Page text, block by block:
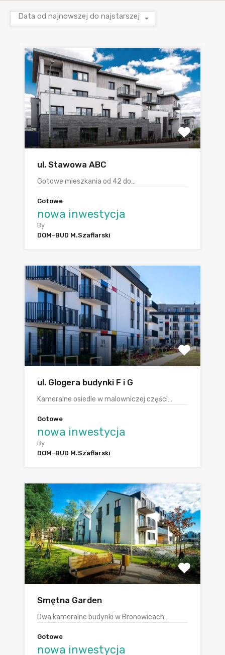
Data od najnowszej do najstarszej
ul. Stawowa ABC
Gotowe mieszkania od 42 do…
Gotowe
nowa inwestycja
By
DOM-BUD M.Szaflarski
ul. Glogera budynki F i G
Kameralne osiedle w malowniczej części…
Gotowe
nowa inwestycja
By
DOM-BUD M.Szaflarski
Smętna Garden
Dwa kameralne budynki w Bronowicach…
Gotowe
nowa inwestycja